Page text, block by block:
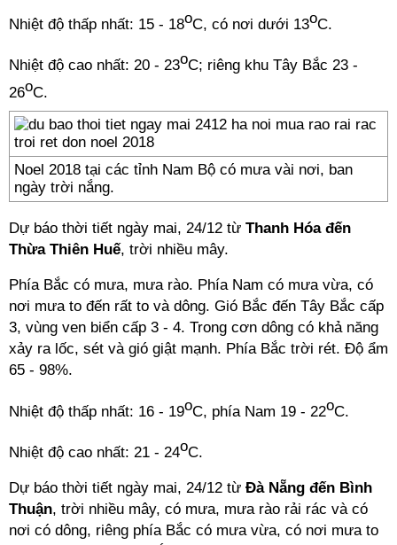
Nhiệt độ thấp nhất: 15 - 18oC, có nơi dưới 13oC.
Nhiệt độ cao nhất: 20 - 23oC; riêng khu Tây Bắc 23 -
26oC.
Noel 2018 tại các tỉnh Nam Bộ có mưa vài nơi, ban
ngày trời nắng.
Dự báo thời tiết ngày mai, 24/12 từ Thanh Hóa đến
Thừa Thiên Huế, trời nhiều mây.
Phía Bắc có mưa, mưa rào. Phía Nam có mưa vừa, có
nơi mưa to đến rất to và dông. Gió Bắc đến Tây Bắc cấp
3, vùng ven biển cấp 3 - 4. Trong cơn dông có khả năng
xảy ra lốc, sét và gió giật mạnh. Phía Bắc trời rét. Độ ẩm
65 - 98%.
Nhiệt độ thấp nhất: 16 - 19oC, phía Nam 19 - 22oC.
Nhiệt độ cao nhất: 21 - 24oC.
Dự báo thời tiết ngày mai, 24/12 từ Đà Nẵng đến Bình
Thuận, trời nhiều mây, có mưa, mưa rào rải rác và có
nơi có dông, riêng phía Bắc có mưa vừa, có nơi mưa to